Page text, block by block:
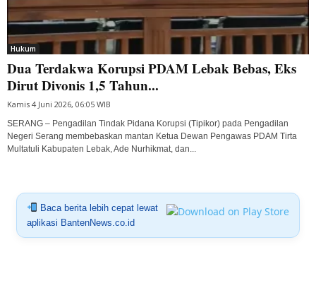
Hukum
Dua Terdakwa Korupsi PDAM Lebak Bebas, Eks
Dirut Divonis 1,5 Tahun...
Kamis 4 Juni 2026, 06:05 WIB
SERANG – Pengadilan Tindak Pidana Korupsi (Tipikor) pada Pengadilan
Negeri Serang membebaskan mantan Ketua Dewan Pengawas PDAM Tirta
Multatuli Kabupaten Lebak, Ade Nurhikmat, dan...
Baca berita lebih cepat lewat
aplikasi BantenNews.co.id